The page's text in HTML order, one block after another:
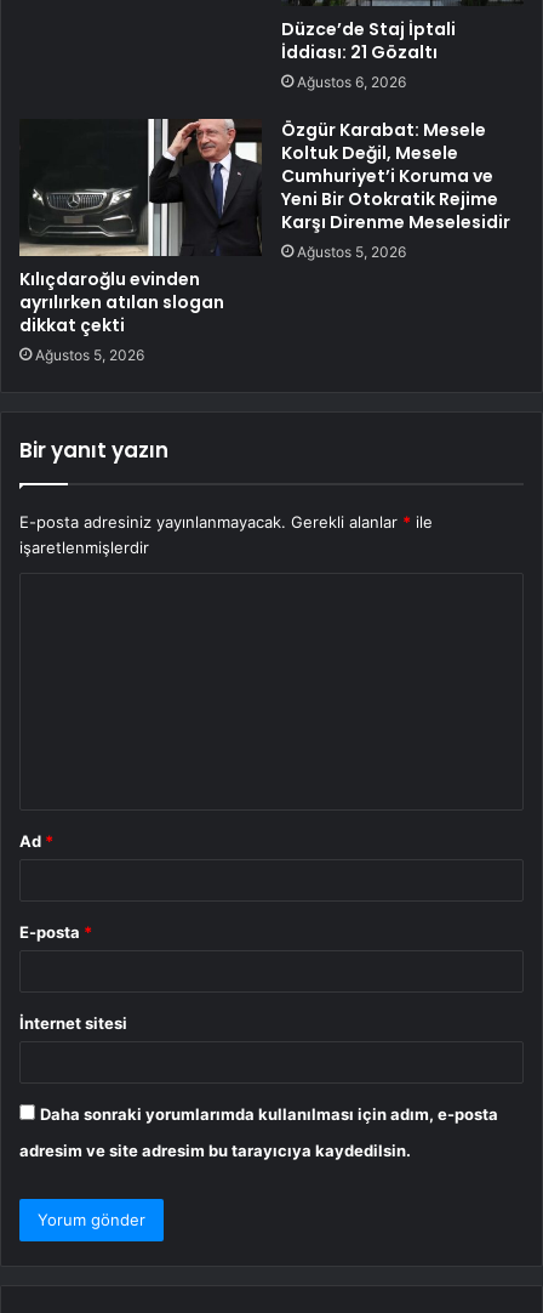
Düzce’de Staj İptali
İddiası: 21 Gözaltı
Ağustos 6, 2026
Kılıçdaroğlu evinden
ayrılırken atılan slogan
dikkat çekti
Ağustos 5, 2026
Özgür Karabat: Mesele
Koltuk Değil, Mesele
Cumhuriyet’i Koruma ve
Yeni Bir Otokratik Rejime
Karşı Direnme Meselesidir
Ağustos 5, 2026
Bir yanıt yazın
E-posta adresiniz yayınlanmayacak. Gerekli alanlar * ile
işaretlenmişlerdir
Ad *
E-posta *
İnternet sitesi
Daha sonraki yorumlarımda kullanılması için adım, e-posta
adresim ve site adresim bu tarayıcıya kaydedilsin.